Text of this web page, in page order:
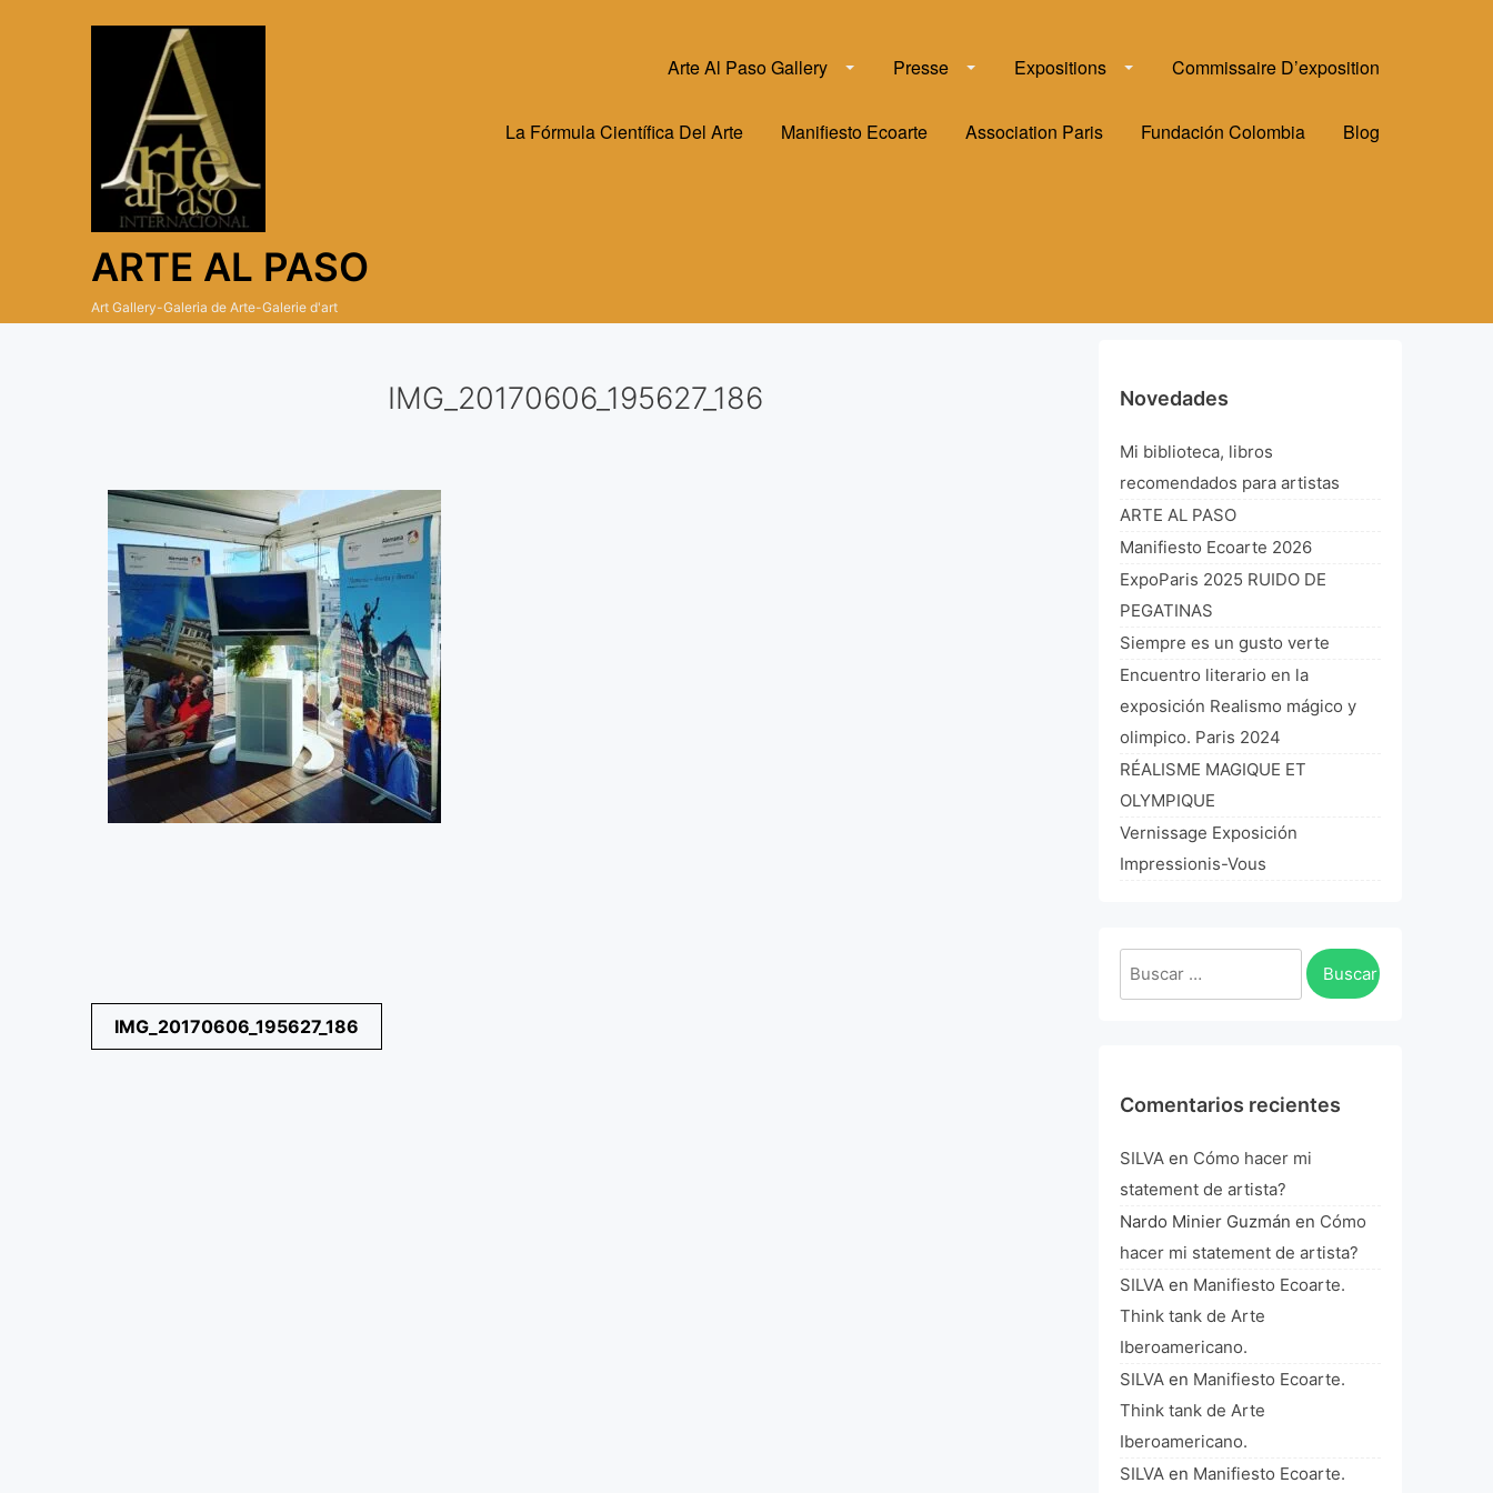
ARTE AL PASO
Art Gallery-Galeria de Arte-Galerie d'art
Arte Al Paso Gallery Presse Expositions Commissaire D’exposition
La Fórmula Científica Del Arte Manifiesto Ecoarte Association Paris Fundación Colombia Blog
IMG_20170606_195627_186
Navegación
de
IMG_20170606_195627_186
Novedades
Mi biblioteca, libros
recomendados para artistas
ARTE AL PASO
Manifiesto Ecoarte 2026
ExpoParis 2025 RUIDO DE
PEGATINAS
Siempre es un gusto verte
Encuentro literario en la
exposición Realismo mágico y
olimpico. Paris 2024
RÉALISME MAGIQUE ET
OLYMPIQUE
Vernissage Exposición
Impressionis-Vous
Buscar:
Comentarios recientes
SILVA en Cómo hacer mi
statement de artista?
Nardo Minier Guzmán en Cómo
hacer mi statement de artista?
SILVA en Manifiesto Ecoarte.
Think tank de Arte
Iberoamericano.
SILVA en Manifiesto Ecoarte.
Think tank de Arte
Iberoamericano.
SILVA en Manifiesto Ecoarte.